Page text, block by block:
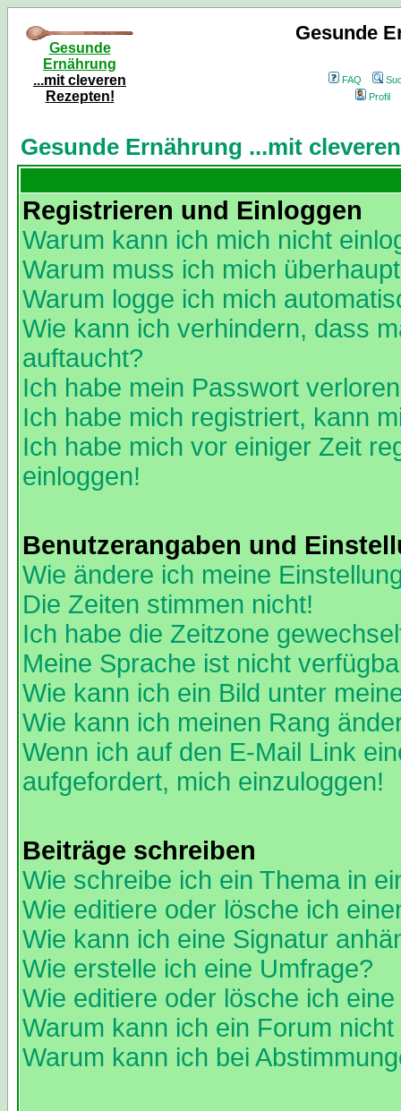
Gesunde
Ernährung
...mit cleveren
Rezepten!
Gesunde
FAQ
Profil
Gesunde Ernährung ...mit
Registrieren und Einloggen
Warum kann ich mich nicht
Warum muss ich mich
Warum logge ich mich
Wie kann ich verhindern, dass
auftaucht?
Ich habe mein Passwort
Ich habe mich registriert, kann
Ich habe mich vor einiger Zeit
einloggen!
Benutzerangaben und
Wie ändere ich meine
Die Zeiten stimmen nicht!
Ich habe die Zeitzone
Meine Sprache ist nicht
Wie kann ich ein Bild unter
Wie kann ich meinen Rang
Wenn ich auf den E-Mail Link
aufgefordert, mich einzuloggen!
Beiträge schreiben
Wie schreibe ich ein Thema in
Wie editiere oder lösche ich
Wie kann ich eine Signatur
Wie erstelle ich eine Umfrage?
Wie editiere oder lösche ich
Warum kann ich ein Forum
Warum kann ich bei